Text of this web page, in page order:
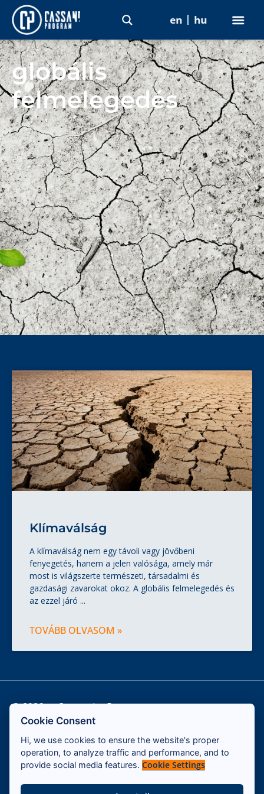
en hu
globális
felmelegedés
Klímaválság
A klímaválság nem egy távoli vagy jövőbeni
fenyegetés, hanem a jelen valósága, amely már
most is világszerte természeti, társadalmi és
gazdasági zavarokat okoz. A globális felmelegedés és
az ezzel járó
TOVÁBB OLVASOM »
© 2026 — Cassandra Program
Kapcsolat
Impresszum
ÁSZF
Cookie Consent
Hi, we use cookies to ensure the website's proper
operation, to analyze traffic and performance, and to
provide social media features.Cookie Settings